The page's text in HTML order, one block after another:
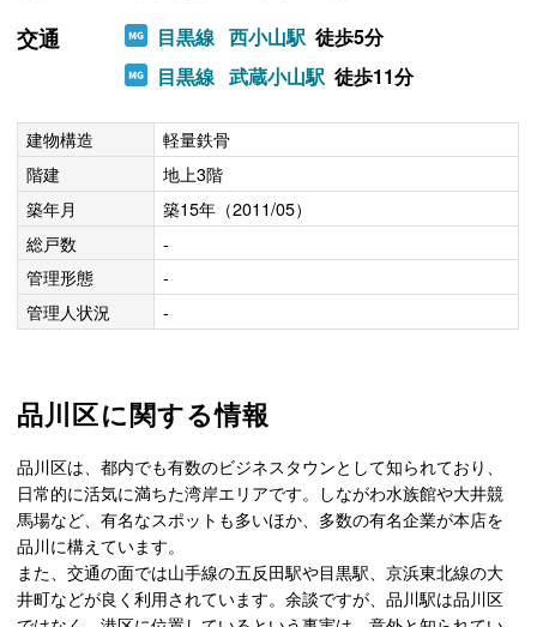
交通
目黒線 西小山駅 徒歩5分
目黒線 武蔵小山駅 徒歩11分
建物構造
軽量鉄骨
階建
地上3階
築年月
築15年（2011/05）
総戸数
-
管理形態
-
管理人状況
-
品川区に関する情報
品川区は、都内でも有数のビジネスタウンとして知られており、
日常的に活気に満ちた湾岸エリアです。しながわ水族館や大井競
馬場など、有名なスポットも多いほか、多数の有名企業が本店を
品川に構えています。
また、交通の面では山手線の五反田駅や目黒駅、京浜東北線の大
井町などが良く利用されています。余談ですが、品川駅は品川区